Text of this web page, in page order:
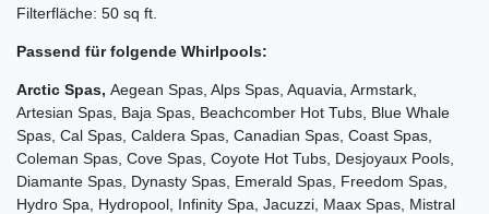
Filterfläche: 50 sq ft.
Passend für folgende Whirlpools:
Arctic Spas, Aegean Spas, Alps Spas, Aquavia, Armstark,
Artesian Spas, Baja Spas, Beachcomber Hot Tubs, Blue Whale
Spas, Cal Spas, Caldera Spas, Canadian Spas, Coast Spas,
Coleman Spas, Cove Spas, Coyote Hot Tubs, Desjoyaux Pools,
Diamante Spas, Dynasty Spas, Emerald Spas, Freedom Spas,
Hydro Spa, Hydropool, Infinity Spa, Jacuzzi, Maax Spas, Mistral